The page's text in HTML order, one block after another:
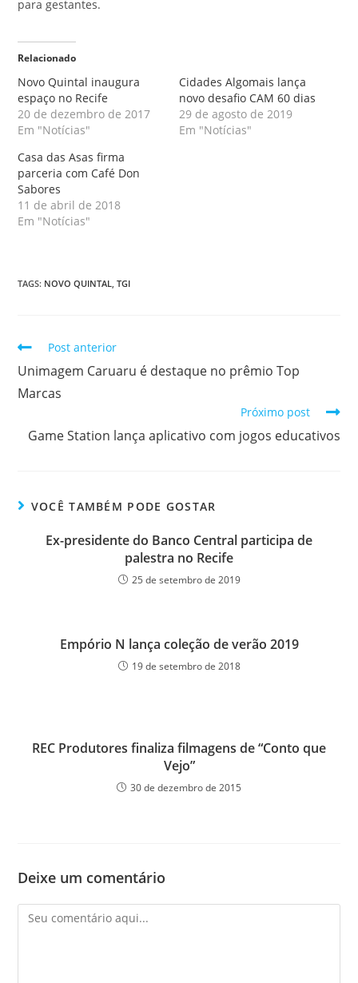
para gestantes.
Relacionado
Novo Quintal inaugura
espaço no Recife
20 de dezembro de 2017
Em "Notícias"
Cidades Algomais lança
novo desafio CAM 60 dias
29 de agosto de 2019
Em "Notícias"
Casa das Asas firma
parceria com Café Don
Sabores
11 de abril de 2018
Em "Notícias"
TAGS: NOVO QUINTAL, TGI
Post anterior
Unimagem Caruaru é destaque no prêmio Top
Marcas
Próximo post
Game Station lança aplicativo com jogos educativos
VOCÊ TAMBÉM PODE GOSTAR
Ex-presidente do Banco Central participa de
palestra no Recife
25 de setembro de 2019
Empório N lança coleção de verão 2019
19 de setembro de 2018
REC Produtores finaliza filmagens de “Conto que
Vejo”
30 de dezembro de 2015
Deixe um comentário